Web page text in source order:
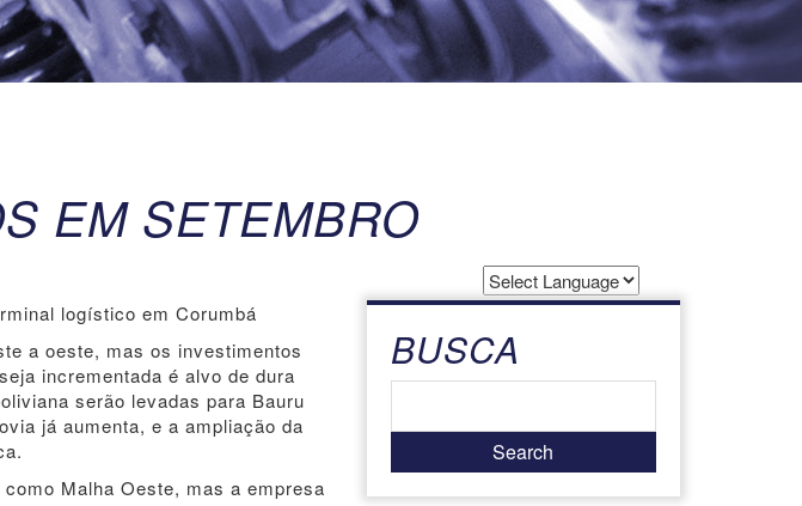
EM SETEMBRO
Powered by
logístico em Corumbá
a oeste, mas os investimentos
incrementada é alvo de dura
serão levadas para Bauru
já aumenta, e a ampliação da
Malha Oeste, mas a empresa
BUSCA